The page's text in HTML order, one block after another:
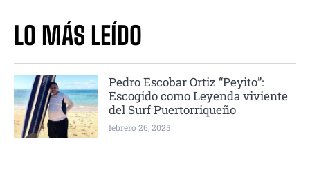
LO MÁS LEÍDO
Pedro Escobar Ortiz “Peyito”:
Escogido como Leyenda viviente
del Surf Puertorriqueño
febrero 26, 2025